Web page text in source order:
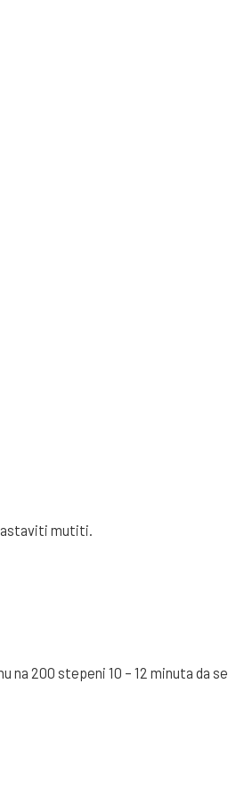
mutiti.
200 stepeni 10 – 12 minuta da se